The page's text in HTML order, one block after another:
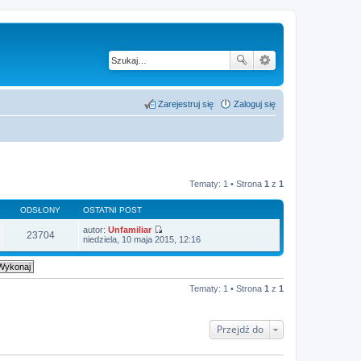
Zaloguj się
Zarejestruj się
Tematy: 1 • Strona 1 z 1
ODSŁONY OSTATNI POST
23704 autor: Unfamiliar
W
ś
i
o
niedziela, 10 maja 2015, 12:16
Tematy: 1 • Strona 1 z 1
Przejdź do